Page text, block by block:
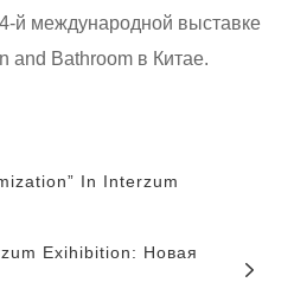
й международной выставке
and Bathroom в Китае.
In Interzum
Exihibition: Новая